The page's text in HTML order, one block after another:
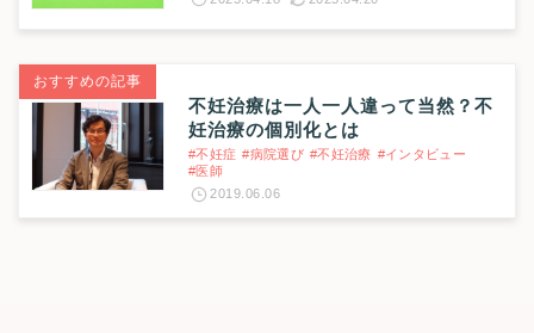
おすすめの記事
不妊治療は一人一人違って当然？不
妊治療の個別化とは
#不妊症 #病院選び #不妊治療 #インタビュー
#医師
2019.06.06